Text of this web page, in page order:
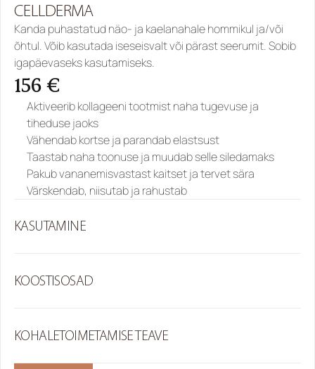
CELLDERMA
Kanda puhastatud näo- ja kaelanahale hommikul ja/või
õhtul. Võib kasutada iseseisvalt või pärast seerumit. Sobib
igapäevaseks kasutamiseks.
156 €
Aktiveerib kollageeni tootmist naha tugevuse ja
tiheduse jaoks
Vähendab kortse ja parandab elastsust
Taastab naha toonuse ja muudab selle siledamaks
Pakub vananemisvastast kaitset ja tervet sära
Värskendab, niisutab ja rahustab
KASUTAMINE
KOOSTISOSAD
KOHALETOIMETAMISE TEAVE